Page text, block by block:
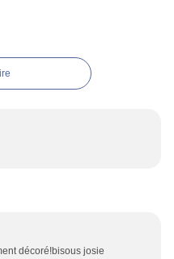
décoré!bisous josie